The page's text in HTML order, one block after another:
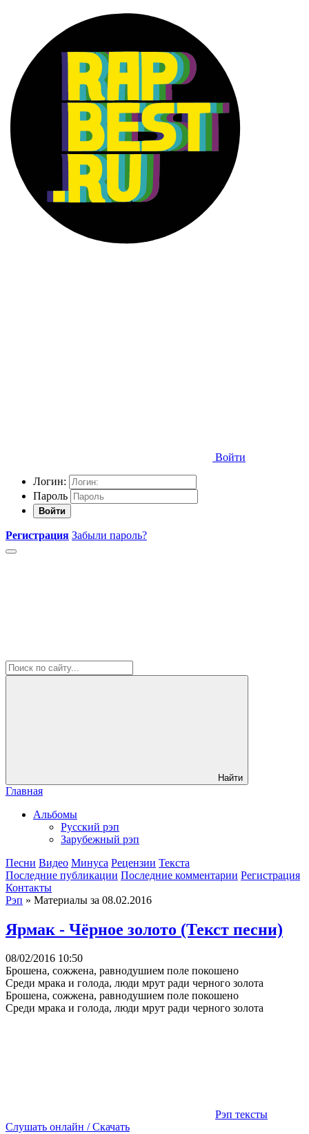
Войти
Логин:
Пароль
Войти
Регистрация Забыли пароль?
Найти
Главная
Альбомы
Русский рэп
Зарубежный рэп
Песни Видео Минуса Рецензии Текста
Последние публикации Последние комментарии Регистрация
Контакты
Рэп » Материалы за 08.02.2016
Ярмак - Чёрное золото (Текст песни)
08/02/2016 10:50
Брошена, сожжена, равнодушием поле покошено
Среди мрака и голода, люди мрут ради черного золота
Брошена, сожжена, равнодушием поле покошено
Среди мрака и голода, люди мрут ради черного золота
Рэп тексты
Слушать онлайн / Скачать